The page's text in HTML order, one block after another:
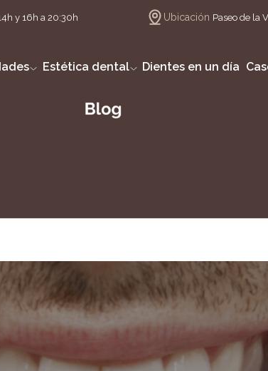
y 16h a 20:30h Ubicación Paseo de la
Estética dental Dientes en un día